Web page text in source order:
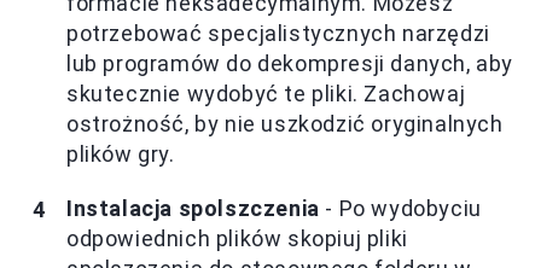
potrzebować specjalistycznych narzędzi
lub programów do dekompresji danych, aby
skutecznie wydobyć te pliki. Zachowaj
ostrożność, by nie uszkodzić oryginalnych
plików gry.
Instalacja spolszczenia - Po wydobyciu
odpowiednich plików skopiuj pliki